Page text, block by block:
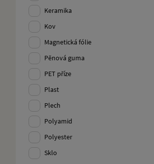
Keramika
Kov
Magnetická fólie
Pěnová guma
PET příze
Plast
Plech
Polyamid
Polyester
Sklo